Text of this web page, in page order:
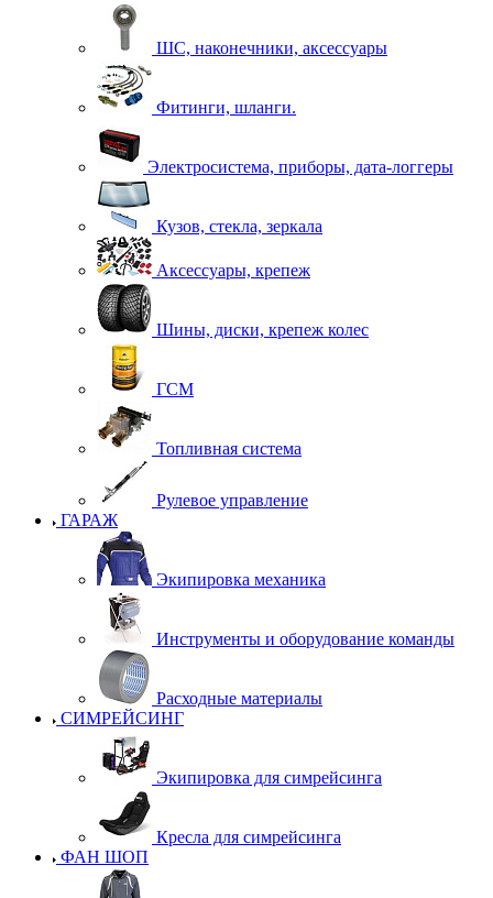
ШС, наконечники, аксессуары
Фитинги, шланги.
Электросистема, приборы, дата-логгеры
Кузов, стекла, зеркала
Аксессуары, крепеж
Шины, диски, крепеж колес
ГСМ
Топливная система
Рулевое управление
ГАРАЖ
Экипировка механика
Инструменты и оборудование команды
Расходные материалы
СИМРЕЙСИНГ
Экипировка для симрейсинга
Кресла для симрейсинга
ФАН ШОП